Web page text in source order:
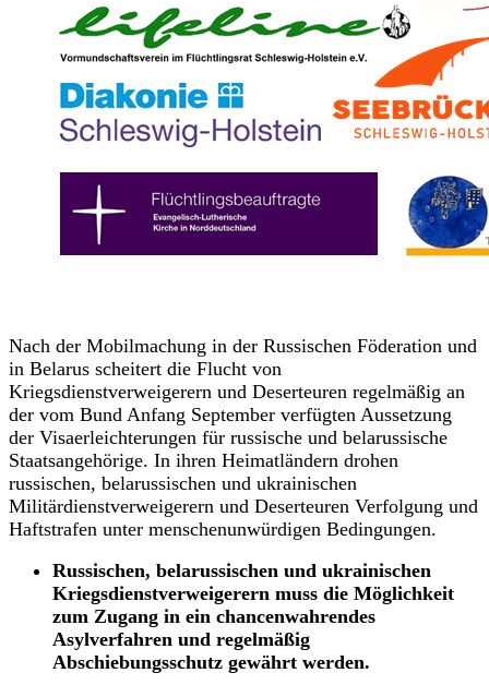
Nach der Mobilmachung in der Russischen Föderation und
in Belarus scheitert die Flucht von
Kriegsdienstverweigerern und Deserteuren regelmäßig an
der vom Bund Anfang September verfügten Aussetzung
der Visaerleichterungen für russische und belarussische
Staatsangehörige. In ihren Heimatländern drohen
russischen, belarussischen und ukrainischen
Militärdienstverweigerern und Deserteuren Verfolgung und
Haftstrafen unter menschenunwürdigen Bedingungen.
Russischen, belarussischen und ukrainischen
Kriegsdienstverweigerern muss die Möglichkeit
zum Zugang in ein chancenwahrendes
Asylverfahren und regelmäßig
Abschiebungsschutz gewährt werden.